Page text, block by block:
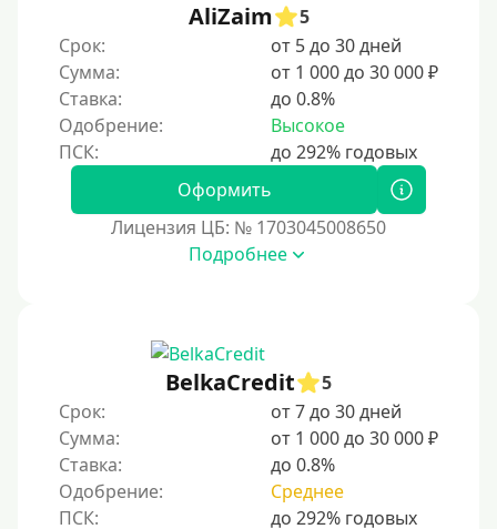
365 дней
2 года
3 года
4 года
Краткосрочные
За 3 минуты
За 5 минут
За 10 минут
AliZaim
5
Срок:
от 5 до 30 дней
Сумма:
от 1 000 до 30 000 ₽
Ставка:
до 0.8%
Одобрение:
Высокое
Оформить
Лицензия ЦБ: № 1703045008650
Подробнее
BelkaCredit
5
Срок:
от 7 до 30 дней
Сумма:
от 1 000 до 30 000 ₽
Ставка:
до 0.8%
Одобрение:
Среднее